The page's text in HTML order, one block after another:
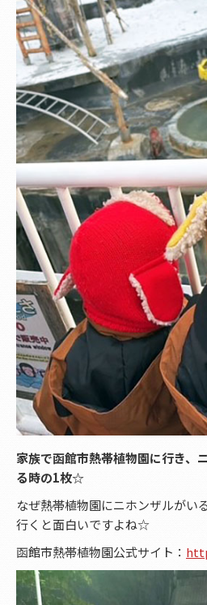
家族で函館市熱帯植物園に行き、
る時の1枚☆
なぜ熱帯植物園にニホンザルがい
行くと面白いですよね☆
函館市熱帯植物園公式サイト：